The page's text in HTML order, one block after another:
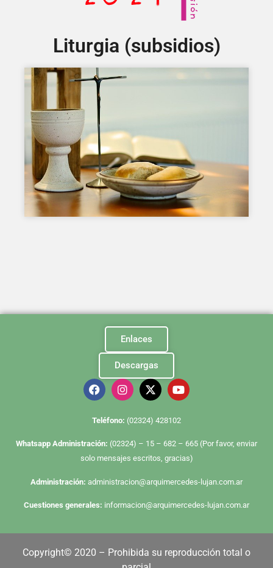
Liturgia (subsidios)
Enlaces
Descargas
Te léfono: (02324) 428102
Whatsapp Administración: (02324) – 15 – 682 – 665 (Por favor, enviar
solo mensajes escritos, gracias)
Administración: administracion@arquimercedes-lujan.com.ar
Cuestiones generales: informacion@arquimercedes-lujan.com.ar
Copyright© 2020 – Prohibida su reproducción total o